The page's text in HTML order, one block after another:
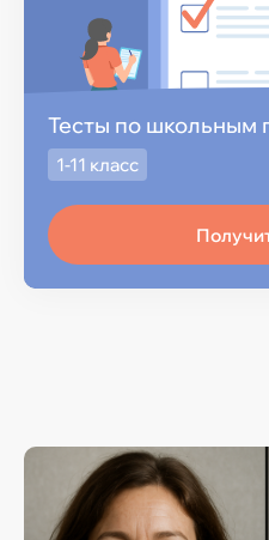
Тесты по школьным
1-11 класс